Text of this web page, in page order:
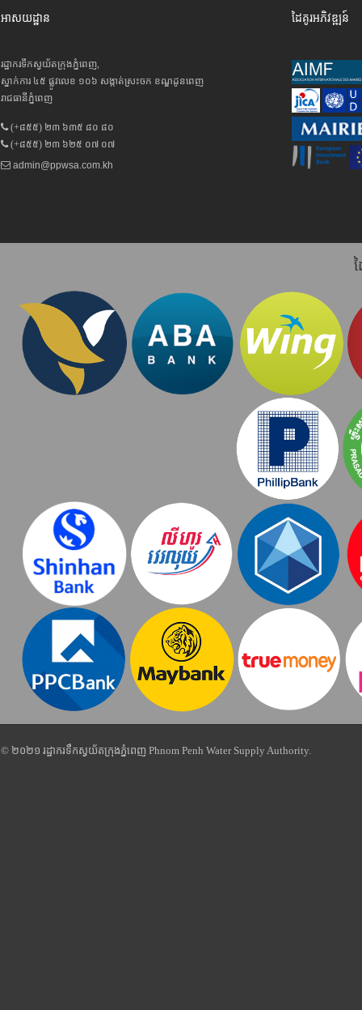
អាសយដ្ឋាន
រដ្ឋាករទឹកស្វយ័តក្រុងភ្នំពេញ,
ស្នាក់ការ ៤៥ ផ្លូវលេខ ១០៦ សង្កាត់ស្រះចក ខណ្ឌដូនពេញ
រាជធានីភ្នំពេញ
(+៨៥៥) ២៣ ៦៣៥ ៨០ ៨០
(+៨៥៥) ២៣ ៦២៥ ០៧ ០៧
admin@ppwsa.com.kh
ដៃគូរអភិវឌ្ឍន៍
© ២០២១ រដ្ឋាករទឹកស្វយ័តក្រុងភ្នំពេញ Phnom Penh Water Supply Authority.